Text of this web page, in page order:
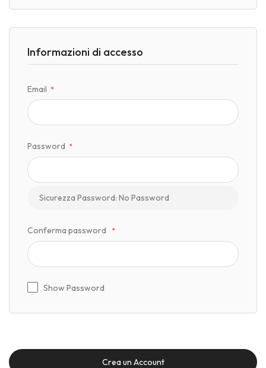
Informazioni di accesso
Email
Password
Sicurezza Password: No Password
Conferma password
Show Password
Crea un Account